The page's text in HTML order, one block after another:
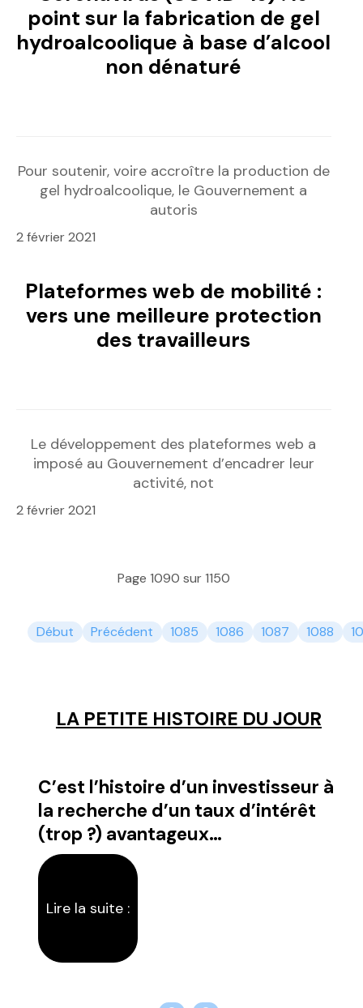
point sur la fabrication de gel
hydroalcoolique à base d’alcool
non dénaturé
Pour soutenir, voire accroître la production de
gel hydroalcoolique, le Gouvernement a
autoris
2 février 2021
Plateformes web de mobilité :
vers une meilleure protection
des travailleurs
Le développement des plateformes web a
imposé au Gouvernement d’encadrer leur
activité, not
2 février 2021
Page 1090 sur 1150
Début Précédent 1085 1086 1087 1088
LA PETITE HISTOIRE DU JOUR
C’est l’histoire d’un investisseur à
la recherche d’un taux d’intérêt
(trop ?) avantageux…
Lire la suite :